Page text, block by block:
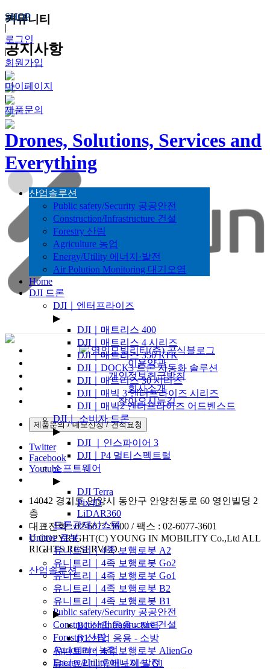
SHOP
|
로그인
|
회원가입
|
마이페이지
|
제품문의
Drones, Solutions, Services and
Everything
산업솔루션
Public safety/Security 공공안전
Construction/Infrastructure 건설
Forestry 산림
Agriculture 농업
Energy/Utility 에너지·발전
Air Polution Monitoring 대기오염
Home
DJI 드론
DJI｜엔터프라이즈
▶
DJI｜매트리스 400
DJI｜매트리스 4 시리즈
DJI｜매트리스 350 RTK
DJI｜DOCK3 드론 자동화 솔루션
DJI｜매트리스 30 시리즈
DJI｜매빅 3 엔터프라이즈 시리즈
DJI｜매빅2 엔터프라이즈 어드벤스드
DJI｜ 소비자 드론
▶
DJI ｜인스파이어 3
DJI｜P4 멀티스펙트럴
소프트웨어
▶
DJI Terra
Pix4D
LiDAR360
드론관제시스템
Unitree 로봇
유니트리｜4족 보행로봇 A2
유니트리｜4족 보행로봇 Go2
유니트리｜4족 보행로봇 Go1
유니트리｜4족 보행로봇 B2
유니트리｜4족 보행로봇 B1
▶
B1 산업 응용 - 전력
B1 산업 응용 - 소방
유니트리｜4족 보행로봇 AlienGo
유니트리｜휴머노이드 G1
커뮤니티
공지사항
영인모빌리티(주) 공식블로그
이용약관
개인정보취급방침
회사소개
찾아오시는길
Twitter
Facebook
Youtube
14042 경기도 안양시 동안구 안양천동로 60 영인빌딩 2
층
대표전화 : 02-6077-3600 / 팩스 : 02-6077-3601
© COPYRIGHT(C) YOUNG IN MOBILITY Co.,Ltd ALL
RIGHTS RESERVED.
산업솔루션
▶
Public safety/Security 공공안전
Construction/Infrastructure 건설
Forestry 산림
Agriculture 농업
Energy/Utility 에너지·발전